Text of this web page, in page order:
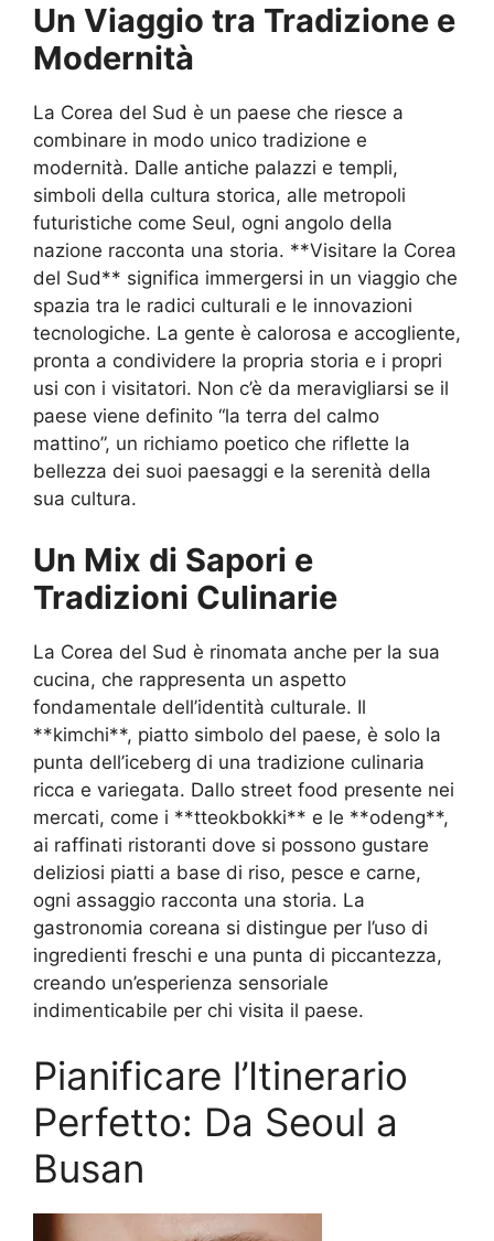
Un Viaggio tra Tradizione e
Modernità
La Corea del Sud è un paese che riesce a
combinare in modo unico tradizione e
modernità. Dalle antiche palazzi e templi,
simboli della cultura storica, alle metropoli
futuristiche come Seul, ogni angolo della
nazione racconta una storia. **Visitare la Corea
del Sud** significa immergersi in un viaggio che
spazia tra le radici culturali e le innovazioni
tecnologiche. La gente è calorosa e accogliente,
pronta a condividere la propria storia e i propri
usi con i visitatori. Non c’è da meravigliarsi se il
paese viene definito “la terra del calmo
mattino”, un richiamo poetico che riflette la
bellezza dei suoi paesaggi e la serenità della
sua cultura.
Un Mix di Sapori e
Tradizioni Culinarie
La Corea del Sud è rinomata anche per la sua
cucina, che rappresenta un aspetto
fondamentale dell’identità culturale. Il
**kimchi**, piatto simbolo del paese, è solo la
punta dell’iceberg di una tradizione culinaria
ricca e variegata. Dallo street food presente nei
mercati, come i **tteokbokki** e le **odeng**,
ai raffinati ristoranti dove si possono gustare
deliziosi piatti a base di riso, pesce e carne,
ogni assaggio racconta una storia. La
gastronomia coreana si distingue per l’uso di
ingredienti freschi e una punta di piccantezza,
creando un’esperienza sensoriale
indimenticabile per chi visita il paese.
Pianificare l’Itinerario
Perfetto: Da Seoul a
Busan